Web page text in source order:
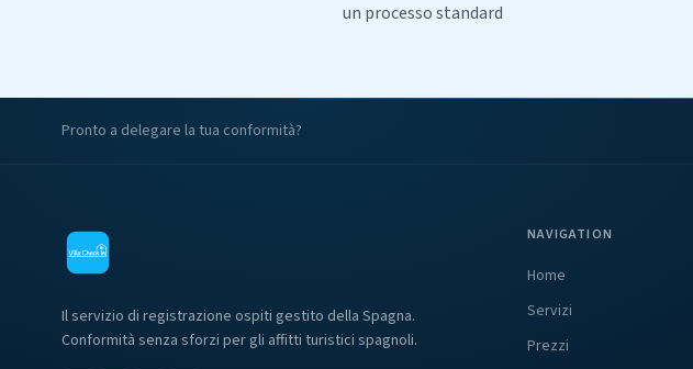
un processo standard
Pronto a delegare la tua conformità?
Il servizio di registrazione ospiti gestito della Spagna.
Conformità senza sforzi per gli affitti turistici spagnoli.
NAVIGATION
Home
Servizi
Prezzi